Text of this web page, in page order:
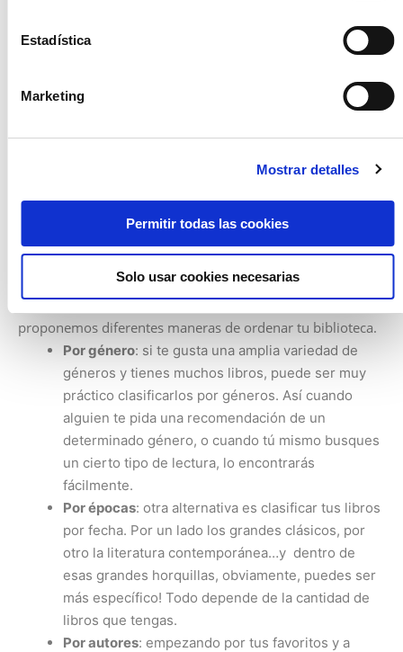
Estadística
Marketing
Mostrar detalles
Permitir todas las cookies
Solo usar cookies necesarias
Quita el polvo:
La forma más adecuada de limpiar
tus libros es con un paño de microfibras o con un
costumbre que el estante permanezca despejado
ejemplo, puedes dedicarle un rato a mantener tu
Métodos para organizar tus libros
Cuando uno ya ha logrado recopilar una considerable
cantidad de libros, empieza a resultarle imprescindible
poner un poco de orden a todo aquello. A continuación, te
proponemos diferentes maneras de ordenar tu biblioteca.
Por género: si te gusta una amplia variedad de
géneros y tienes muchos libros, puede ser muy
práctico clasificarlos por géneros. Así cuando
alguien te pida una recomendación de un
determinado género, o cuando tú mismo busques
un cierto tipo de lectura, lo encontrarás
fácilmente.
Por épocas: otra alternativa es clasificar tus libros
por fecha. Por un lado los grandes clásicos, por
otro la literatura contemporánea…y dentro de
esas grandes horquillas, obviamente, puedes ser
más específico! Todo depende de la cantidad de
libros que tengas.
Por autores: empezando por tus favoritos y a